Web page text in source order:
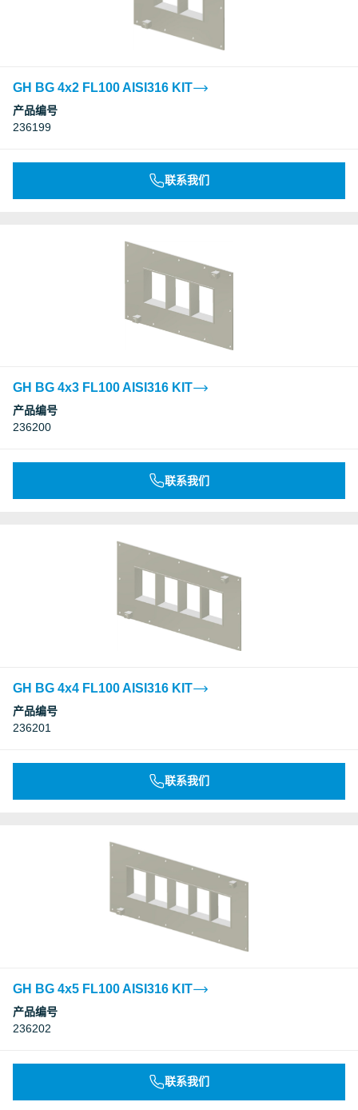
GH BG 4x2 FL100 AISI316 KIT
产品编号
236199
联系我们
GH BG 4x3 FL100 AISI316 KIT
产品编号
236200
联系我们
GH BG 4x4 FL100 AISI316 KIT
产品编号
236201
联系我们
GH BG 4x5 FL100 AISI316 KIT
产品编号
236202
联系我们